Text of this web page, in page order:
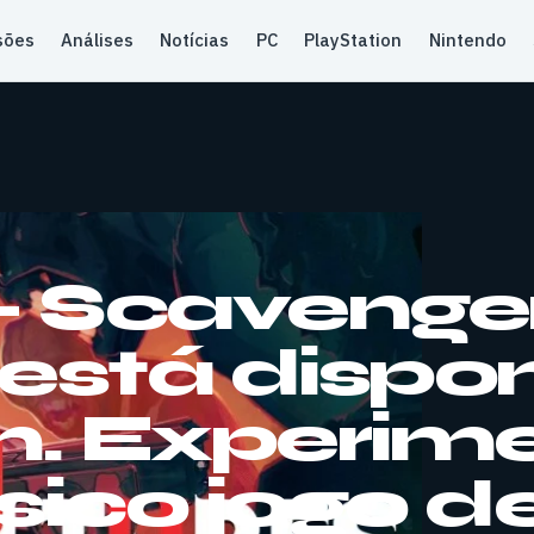
Análises Notícias PC PlayStation Nintendo
jogo